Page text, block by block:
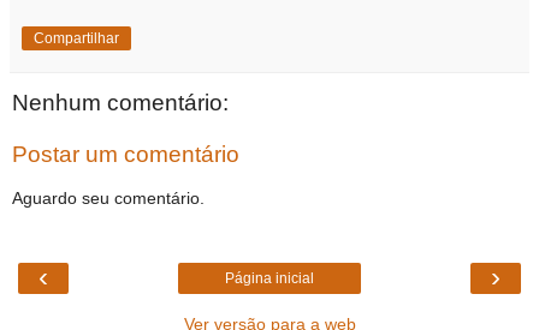
Compartilhar
Nenhum comentário:
Postar um comentário
Aguardo seu comentário.
‹ ›
Página inicial
Ver versão para a web